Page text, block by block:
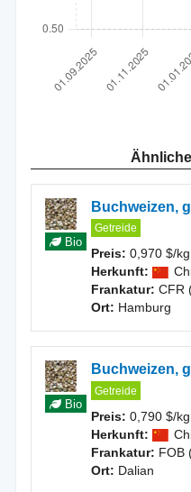
Bio
Buchweizen,
Getreide
Preis: 0,970 $/kg
Herkunft:
Frankatur: CFR
Ort: Hamburg
Bio
Buchweizen,
Getreide
Preis: 0,790 $/kg
Herkunft:
Frankatur: FOB
Ort: Dalian